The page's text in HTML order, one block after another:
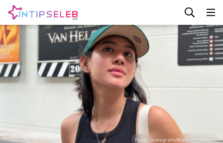
Foto : Instagram/shenacinnamon